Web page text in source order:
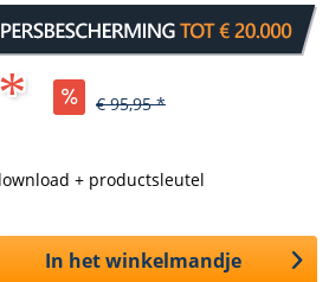
€ 95,95 *
+ productsleutel
In het winkelmandje